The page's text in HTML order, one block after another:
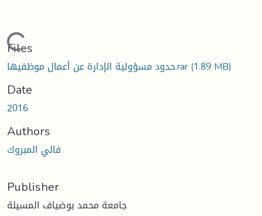
Loading...
Files
حدود مسؤولية الإدارة عن أعمال موظفيها.rar(1.89 MB)
Date
2016
Authors
فالي المبروك
Publisher
جامعة محمد بوضياف المسيلة